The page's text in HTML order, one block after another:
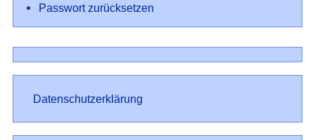
Passwort zurücksetzen
Datenschutz
Datenschutzerklärung